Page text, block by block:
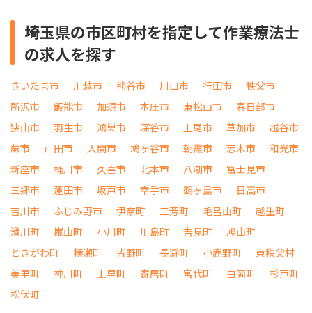
埼玉県の市区町村を指定して作業療法士
の求人を探す
さいたま市 川越市 熊谷市 川口市 行田市
秩父市
所沢市
飯能市 加須市 本庄市 東松山市
春日部市
狭山市
羽生市 鴻巣市 深谷市 上尾市 草加市
越谷市
蕨市
戸田市 入間市 鳩ヶ谷市 朝霞市 志木市
和光市
新座市
桶川市 久喜市 北本市 八潮市
富士見市
三郷市
蓮田市 坂戸市 幸手市 鶴ヶ島市
日高市
吉川市
ふじみ野市 伊奈町 三芳町 毛呂山町
越生町
滑川町
嵐山町 小川町 川島町 吉見町
鳩山町
ときがわ町
横瀬町 皆野町 長瀞町 小鹿野町
東秩父村
美里町
神川町 上里町 寄居町 宮代町 白岡町
杉戸町
松伏町